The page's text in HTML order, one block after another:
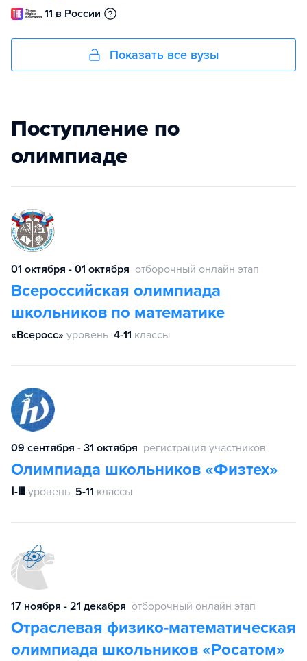
11 в России
Показать все вузы
Поступление по
олимпиаде
01 октября - 01 октября отборочный онлайн этап
Всероссийская олимпиада
школьников по математике
«Всеросс» уровень 4-11 классы
09 сентября - 31 октября регистрация участников
Олимпиада школьников «Физтех»
Ⅰ-Ⅲ уровень 5-11 классы
17 ноября - 21 декабря отборочный онлайн этап
Отраслевая физико-математическая
олимпиада школьников «Росатом»